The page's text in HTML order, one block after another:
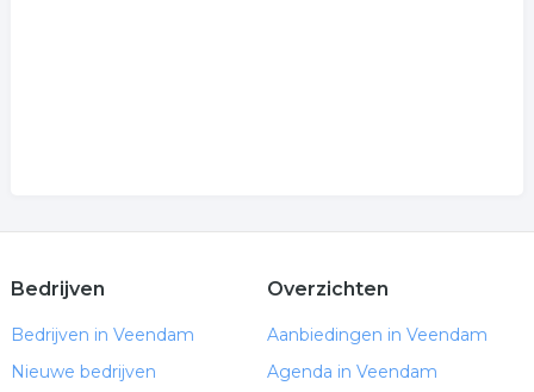
Bedrijven
Bedrijven in Veendam
Nieuwe bedrijven
Overzichten
Aanbiedingen in Veendam
Agenda in Veendam